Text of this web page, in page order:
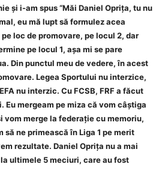
și i-am spus “Măi Daniel Oprița, tu nu
eu mă lupt să formulez acea
pe loc de promovare, pe locul 2, dar
pe locul 1, așa mi se pare
Din punctul meu de vedere, în acest
Legea Sportului nu interzice,
nu interzic. Cu FCSB, FRF a făcut
Eu mergeam pe miza că vom câștiga
vom merge la federație cu memoriu,
să ne primească în Liga 1 pe merit
rezultate. Daniel Oprița nu a mai
ultimele 5 meciuri, care au fost